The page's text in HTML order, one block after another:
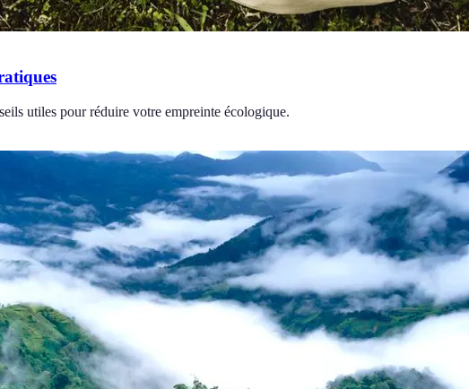
utiles pour réduire votre empreinte écologique.